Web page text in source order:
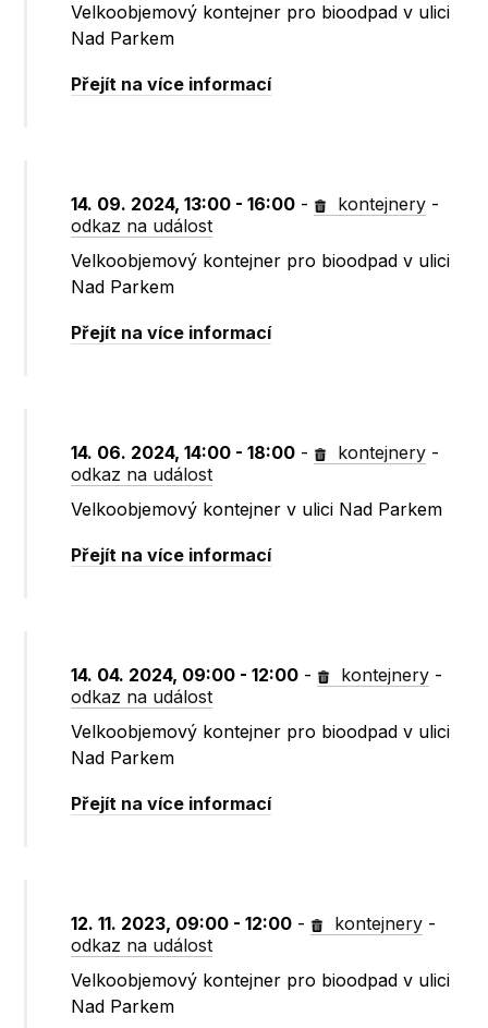
Velkoobjemový kontejner pro bioodpad v ulici
Nad Parkem
Přejít na více informací
14. 09. 2024, 13:00 - 16:00 - kontejnery -
odkaz na událost
Velkoobjemový kontejner pro bioodpad v ulici
Nad Parkem
Přejít na více informací
14. 06. 2024, 14:00 - 18:00 - kontejnery -
odkaz na událost
Velkoobjemový kontejner v ulici Nad Parkem
Přejít na více informací
14. 04. 2024, 09:00 - 12:00 - kontejnery -
odkaz na událost
Velkoobjemový kontejner pro bioodpad v ulici
Nad Parkem
Přejít na více informací
12. 11. 2023, 09:00 - 12:00 - kontejnery -
odkaz na událost
Velkoobjemový kontejner pro bioodpad v ulici
Nad Parkem